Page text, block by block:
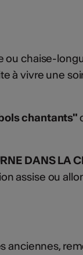
ou chaise-
à vivre une
chantants"
DANS LA
assise ou
anciennes,